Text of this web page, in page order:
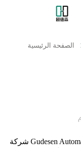
الصفحة الرئيسية
شركة Gudesen Automatic Door Technology (شنتشن)